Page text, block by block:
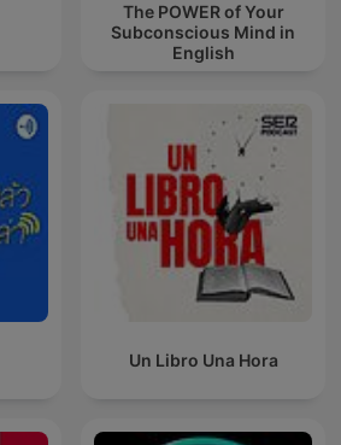
The POWER of Your
Subconscious Mind in
English
Un Libro Una Hora